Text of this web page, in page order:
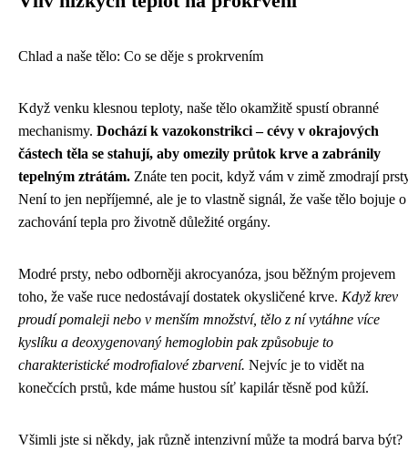
Chlad a naše tělo: Co se děje s prokrvením
Když venku klesnou teploty, naše tělo okamžitě spustí obranné
mechanismy. Dochází k vazokonstrikci – cévy v okrajových
částech těla se stahují, aby omezily průtok krve a zabránily
tepelným ztrátám. Znáte ten pocit, když vám v zimě zmodrají
Není to jen nepříjemné, ale je to vlastně signál, že vaše tělo bojuje o
zachování tepla pro životně důležité orgány.
Modré prsty, nebo odborněji akrocyanóza, jsou běžným projevem
toho, že vaše ruce nedostávají dostatek okysličené krve. Když krev
proudí pomaleji nebo v menším množství, tělo z ní vytáhne více
kyslíku a deoxygenovaný hemoglobin pak způsobuje to
charakteristické modrofialové zbarvení. Nejvíc je to vidět na
konečcích prstů, kde máme hustou síť kapilár těsně pod kůží.
Všimli jste si někdy, jak různě intenzivní může ta modrá barva být?